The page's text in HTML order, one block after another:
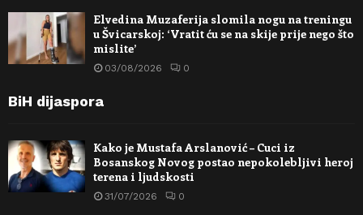
Elvedina Muzaferija slomila nogu na treningu
u Švicarskoj: ‘Vratit ću se na skije prije nego što
mislite’
03/08/2026 0
BiH dijaspora
Kako je Mustafa Arslanović – Cuci iz
Bosanskog Novog postao nepokolebljivi heroj
terena i ljudskosti
31/07/2026 0